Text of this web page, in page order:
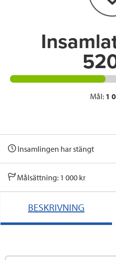
Mål: 1
Insamlingen har stängt
Målsättning: 1 000 kr
BESKRIVNING